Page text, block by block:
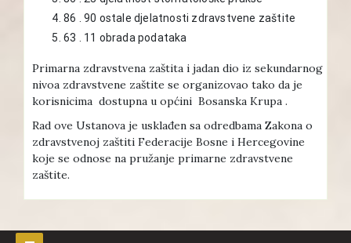
86 . 90 ostale djelatnosti zdravstvene zaštite
63 . 11 obrada podataka
Primarna zdravstvena zaštita i jadan dio iz sekundarnog
nivoa zdravstvene zaštite se organizovao tako da je
korisnicima dostupna u općini Bosanska Krupa .
Rad ove Ustanova je usklađen sa odredbama Zakona o
zdravstvenoj zaštiti Federacije Bosne i Hercegovine
koje se odnose na pružanje primarne zdravstvene
zaštite.